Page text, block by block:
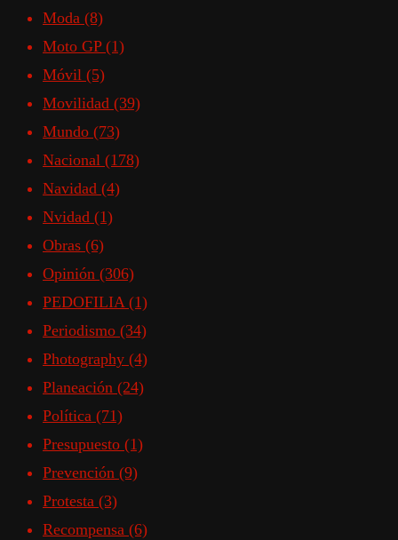
Moda (8)
Moto GP (1)
Móvil (5)
Movilidad (39)
Mundo (73)
Nacional (178)
Navidad (4)
Nvidad (1)
Obras (6)
Opinión (306)
PEDOFILIA (1)
Periodismo (34)
Photography (4)
Planeación (24)
Política (71)
Presupuesto (1)
Prevención (9)
Protesta (3)
Recompensa (6)